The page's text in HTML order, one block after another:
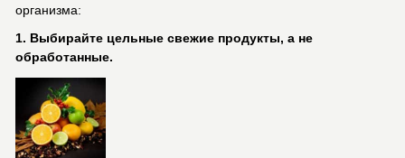
организма:
1. Выбирайте цельные свежие продукты, а не
обработанные.